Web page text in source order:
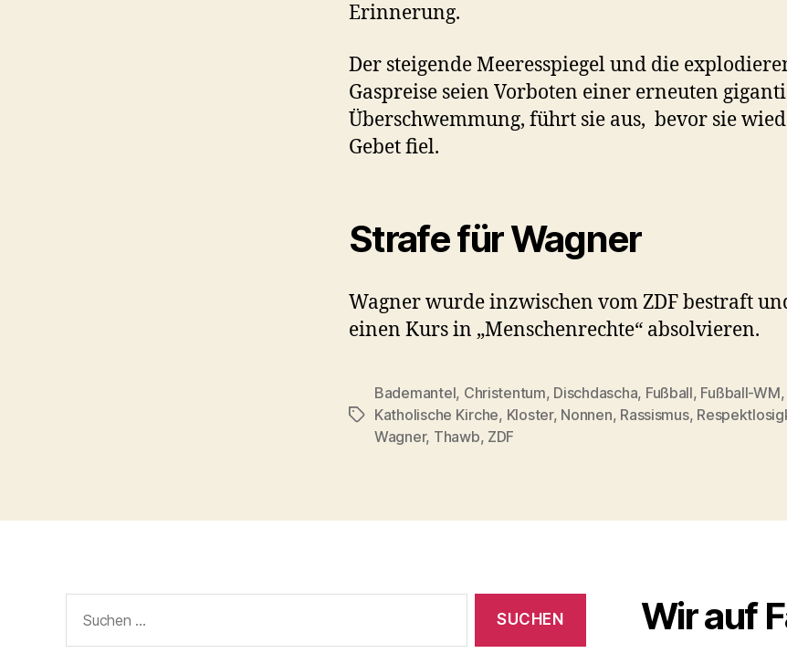
Erinnerung.
Der steigende Meeresspiegel und die
Gaspreise seien Vorboten einer erneuten
Überschwemmung, führt sie aus, bevor sie
Gebet fiel.
Strafe für Wagner
Wagner wurde inzwischen vom ZDF bestraft
einen Kurs in „Menschenrechte“ absolvieren.
Schlagwörter
Bademantel, Christentum, Dischdascha, Fußball, Fußball-WM,
Katholische Kirche, Kloster, Nonnen, Rassismus,
Wagner, Thawb, ZDF
nach:
Wir auf